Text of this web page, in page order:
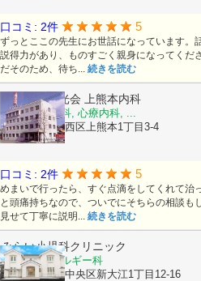
口コミ: 2件 5
ずっとここの先生にお世話になっています。
説得力があり、ものすごく親身になってくだ
だそのため、待ち... 続きを読む
医療法人陽光会 上熊本内科
内科, 神経内科, 心療内科, ...
熊本県熊本市西区上熊本1丁目3-4
口コミ: 2件 5
めまいで行ったら、すぐ点滴をしてくれて治
と頭痛持ちなので、ついでにそちらの相談も
見せて丁寧に説明... 続きを読む
みらい小児科クリニック
小児科, アレルギー科
熊本県熊本市中央区新大江1丁目12-16